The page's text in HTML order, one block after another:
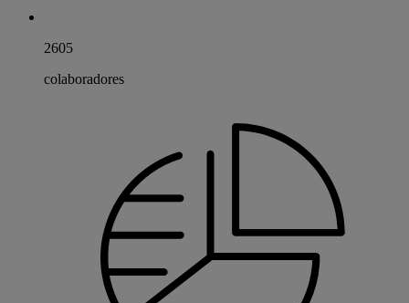
2605
colaboradores